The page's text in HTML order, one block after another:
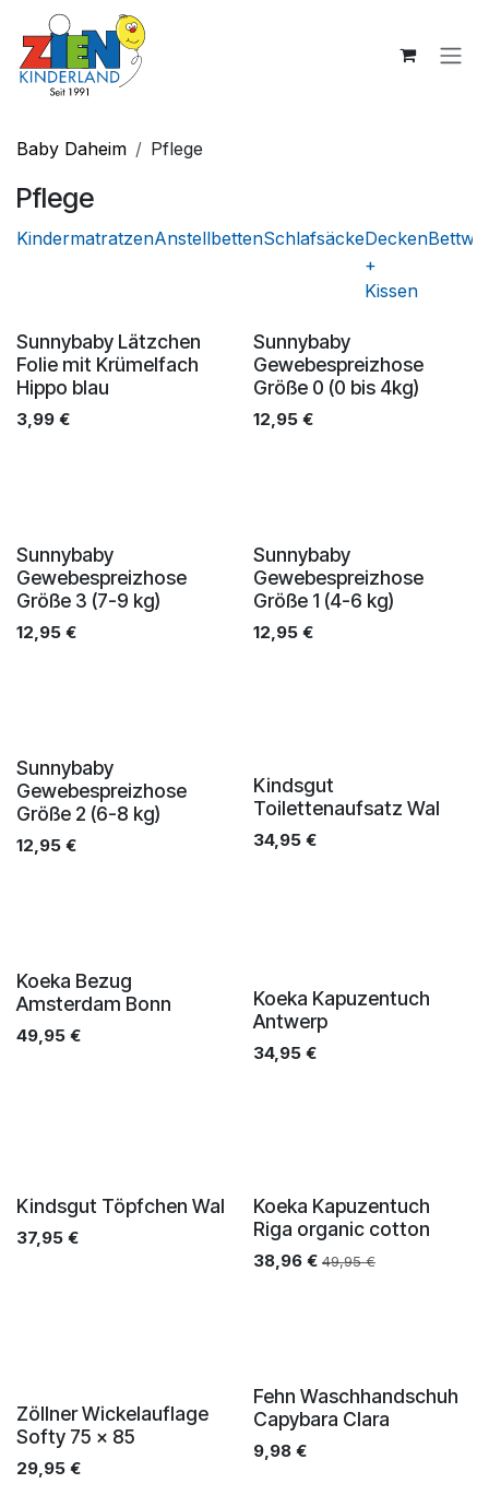
Zum Inhalt springen
Baby Daheim Pflege
Pflege
KindermatratzenAnstellbettenSchlafsäckeDecken
+
Kissen
Sunnybaby Lätzchen
Folie mit Krümelfach
Hippo blau
3,99 €
Sunnybaby
Gewebespreizhose
Größe 0 (0 bis 4kg)
12,95€
Sunnybaby
Gewebespreizhose
Größe 3 (7-9 kg)
12,95 €
Sunnybaby
Gewebespreizhose
Größe 1 (4-6 kg)
12,95€
Sunnybaby
Gewebespreizhose
Größe 2 (6-8 kg)
12,95 €
Kindsgut
Toilettenaufsatz Wal
34,95€
Koeka Bezug
Amsterdam Bonn
49,95 €
Koeka Kapuzentuch
Antwerp
34,95€
Kindsgut Töpfchen Wal
37,95 €
Koeka Kapuzentuch
Riga organic cotton
38,96€ 49,95€
Zöllner Wickelauflage
Softy 75 x 85
29,95 €
Fehn Waschhandschuh
Capybara Clara
9,98€